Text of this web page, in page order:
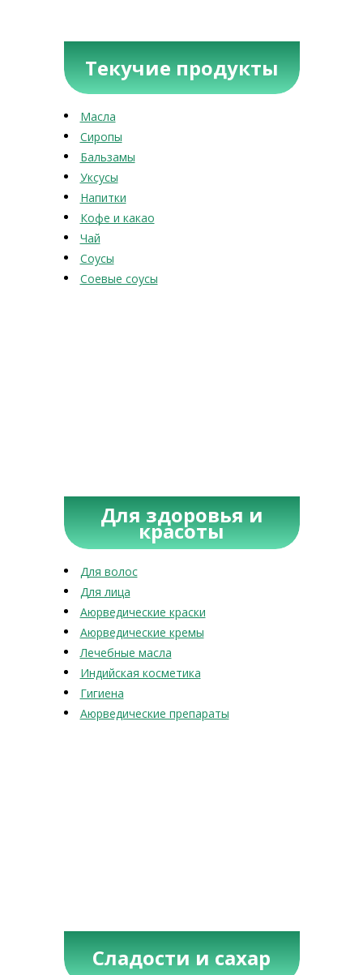
Текучие продукты
Масла
Сиропы
Бальзамы
Уксусы
Напитки
Кофе и какао
Чай
Соусы
Соевые соусы
Для здоровья и
красоты
Для волос
Для лица
Аюрведические краски
Аюрведические кремы
Лечебные масла
Индийская косметика
Гигиена
Аюрведические препараты
Сладости и сахар